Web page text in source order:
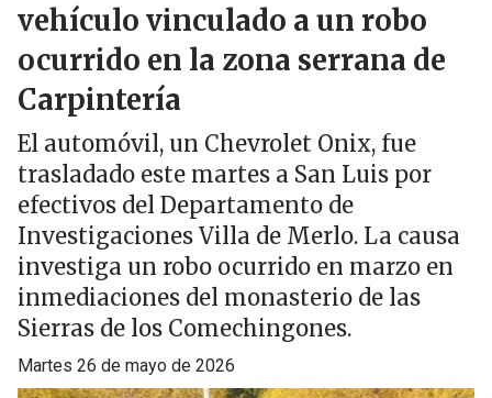
vehículo vinculado a un robo
ocurrido en la zona serrana de
Carpintería
El automóvil, un Chevrolet Onix, fue
trasladado este martes a San Luis por
efectivos del Departamento de
Investigaciones Villa de Merlo. La causa
investiga un robo ocurrido en marzo en
inmediaciones del monasterio de las
Sierras de los Comechingones.
martes 26 de mayo de 2026